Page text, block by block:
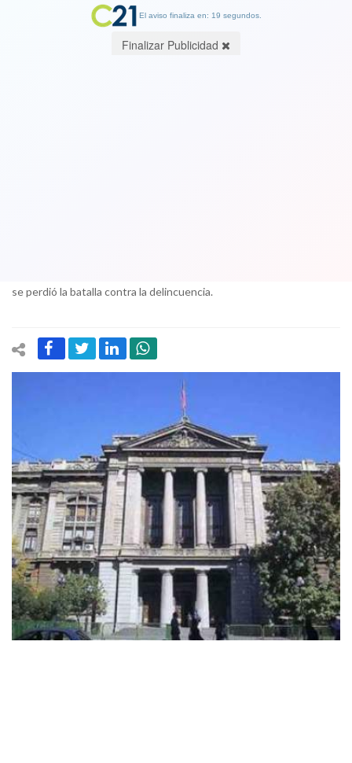
se perdió la batalla contra la delincuencia.
El aviso finaliza en: 19 segundos.
Finalizar Publicidad